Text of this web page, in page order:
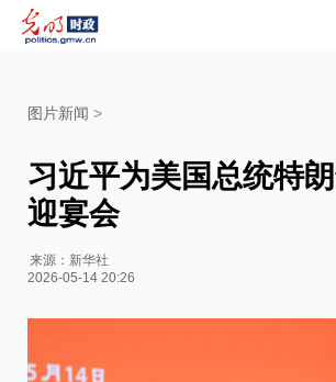
图片新闻 >
习近平为美国总统特
迎宴会
来源： 新华社
2026-05-14 20:26